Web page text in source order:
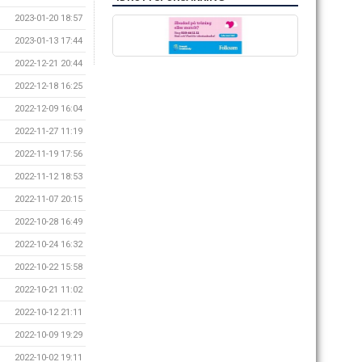
2023-01-20 18:57
2023-01-13 17:44
2022-12-21 20:44
2022-12-18 16:25
2022-12-09 16:04
2022-11-27 11:19
2022-11-19 17:56
2022-11-12 18:53
2022-11-07 20:15
2022-10-28 16:49
2022-10-24 16:32
2022-10-22 15:58
2022-10-21 11:02
2022-10-12 21:11
2022-10-09 19:29
2022-10-02 19:11